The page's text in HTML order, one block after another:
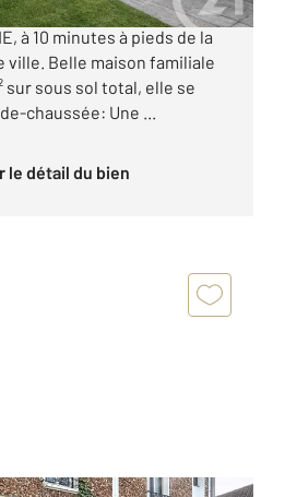
calme et recherché de
à 10 minutes à pieds de la
ville. Belle maison familiale
sur sous sol total, elle se
chaussée: Une ...
le détail du bien